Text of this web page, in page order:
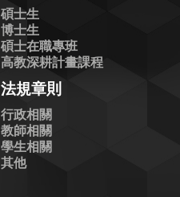
碩士生
博士生
碩士在職專班
高教深耕計畫課程
法規章則
行政相關
教師相關
學生相關
其他